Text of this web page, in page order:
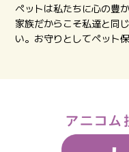
ペットは私たちに心の豊
家族だからこそ私達と同
い。お守りとしてペット